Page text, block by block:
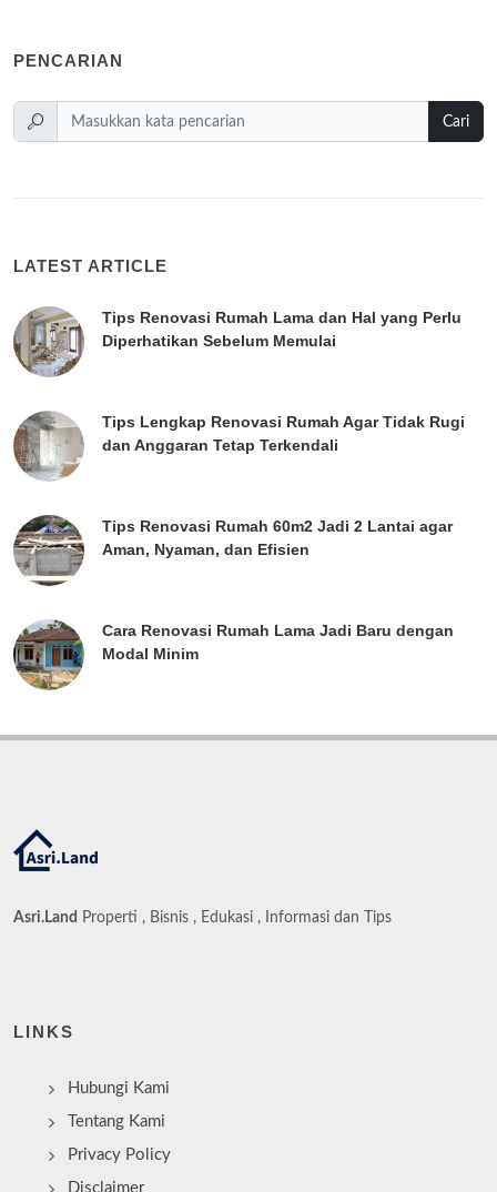
PENCARIAN
Cari
LATEST ARTICLE
Tips Renovasi Rumah Lama dan Hal yang Perlu
Diperhatikan Sebelum Memulai
Tips Lengkap Renovasi Rumah Agar Tidak Rugi
dan Anggaran Tetap Terkendali
Tips Renovasi Rumah 60m2 Jadi 2 Lantai agar
Aman, Nyaman, dan Efisien
Cara Renovasi Rumah Lama Jadi Baru dengan
Modal Minim
Asri.Land Properti , Bisnis , Edukasi , Informasi dan Tips
LINKS
Hubungi Kami
Tentang Kami
Privacy Policy
Disclaimer